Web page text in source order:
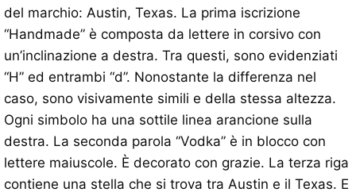
del marchio: Austin, Texas. La prima iscrizione
“Handmade” è composta da lettere in corsivo con
un’inclinazione a destra. Tra questi, sono evidenziati
“H” ed entrambi “d”. Nonostante la differenza nel
caso, sono visivamente simili e della stessa altezza.
Ogni simbolo ha una sottile linea arancione sulla
destra. La seconda parola “Vodka” è in blocco con
lettere maiuscole. È decorato con grazie. La terza riga
contiene una stella che si trova tra Austin e il Texas. E